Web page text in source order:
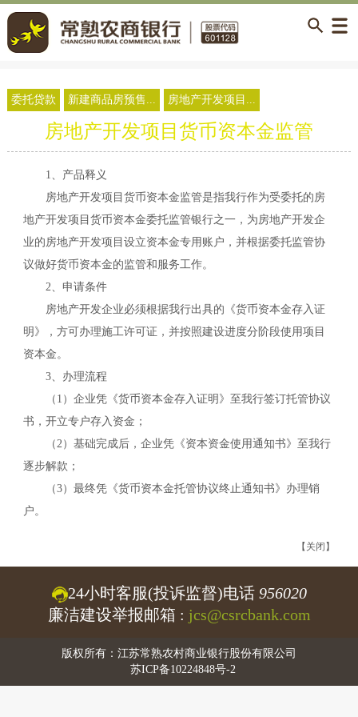
委托贷款 新建商品房预售... 房地产开发项目...
房地产开发项目货币资本金监管
1、产品释义
房地产开发项目货币资本金监管是指我行作为受委托的房
地产开发项目货币资本金委托监管银行之一，为房地产开发企
业的房地产开发项目设立资本金专用账户，并根据委托监管协
议做好货币资本金的监管和服务工作。
2、申请条件
房地产开发企业必须根据我行出具的《货币资本金存入证
明》，方可办理施工许可证，并按照建设进度分阶段使用项目
资本金。
3、办理流程
（ 1 ）企业凭《货币资本金存入证明》至我行签订托管协议
书，开立专户存入资金；
（2）基础完成后，企业凭《资本资金使用通知书》至我行
逐步解款；
（3）最终凭《货币资本金托管协议终止通知书》办理销
户。
【关闭】
24小时客服(投诉监督)电话 956020
廉洁建设举报邮箱 : jcs@csrcbank.com
版权所有：江苏常熟农村商业银行股份有限公司
苏ICP备10224848号-2